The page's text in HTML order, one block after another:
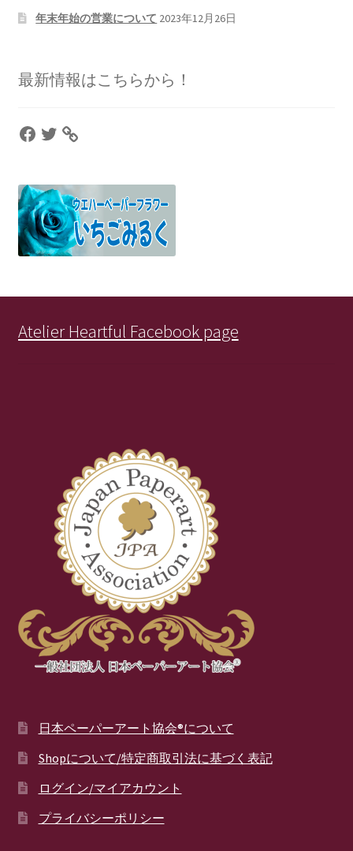
年末年始の営業について 2023年12月26日
最新情報はこちらから！
Facebook
Twitter
Atelier Heartful Facebook page
日本ペーパーアート協会®について
Shopについて/特定商取引法に基づく表記
ログイン/マイアカウント
プライバシーポリシー